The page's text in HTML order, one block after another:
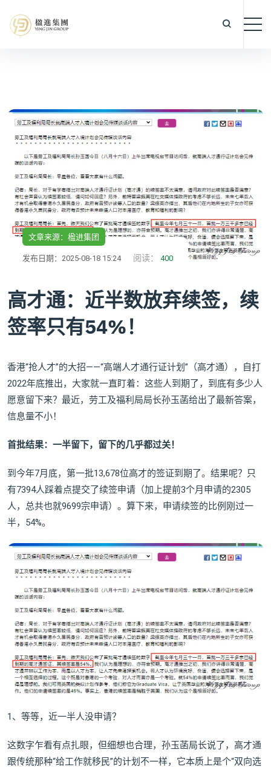
文章来源：楹进集团
发布日期：2025-08-18 15:24 阅读： 400
高才通：近半数放弃续签，续
签率只有54%！
香港“抢人才”的大招——“高端人才通行证计划”（高才通），自打
2022年底推出，大家就一直盯着：这些人到期了，到底有多少人
愿意留下来？最近，劳工及福利局局长孙玉菡给出了最新答案，
信息量不小！
首批结果：一半留下，留下的几乎都过关！
到今年7月底，第一批13,678位高才的签证到期了。结果呢？只
有7394人踩着点提交了续签申请（加上提前3个月申请的2305
人，总共也就9699宗申请）。算下来，申请续签的比例刚过一
半，54%。
1、等等，近一半人没申请？
这数字乍看有点扎眼，但细想也合理，孙玉菡局长说了，高才通
跟传统那种“给工作就移民”的计划不一样，它本质上是个“双向选